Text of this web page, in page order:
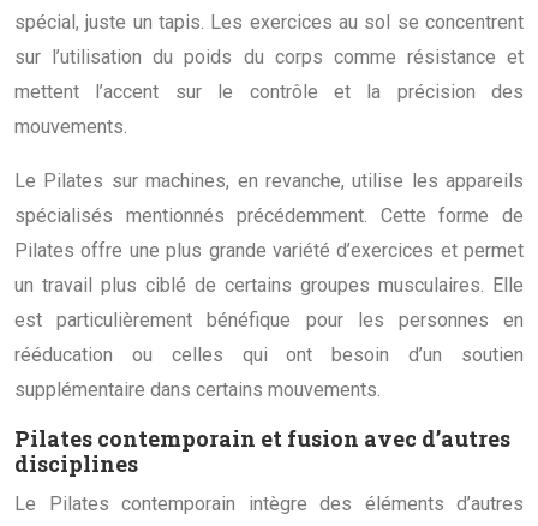
spécial, juste un tapis. Les exercices au sol se concentrent
sur l’utilisation du poids du corps comme résistance et
mettent l’accent sur le contrôle et la précision des
mouvements.
Le Pilates sur machines, en revanche, utilise les appareils
spécialisés mentionnés précédemment. Cette forme de
Pilates offre une plus grande variété d’exercices et permet
un travail plus ciblé de certains groupes musculaires. Elle
est particulièrement bénéfique pour les personnes en
rééducation ou celles qui ont besoin d’un soutien
supplémentaire dans certains mouvements.
Pilates contemporain et fusion avec d’autres
disciplines
Le Pilates contemporain intègre des éléments d’autres